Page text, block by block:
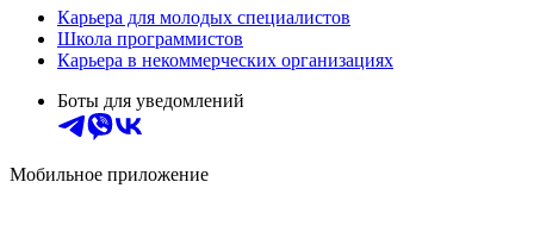
Карьера для молодых специалистов
Школа программистов
Карьера в некоммерческих организациях
Боты для уведомлений
Мобильное приложение